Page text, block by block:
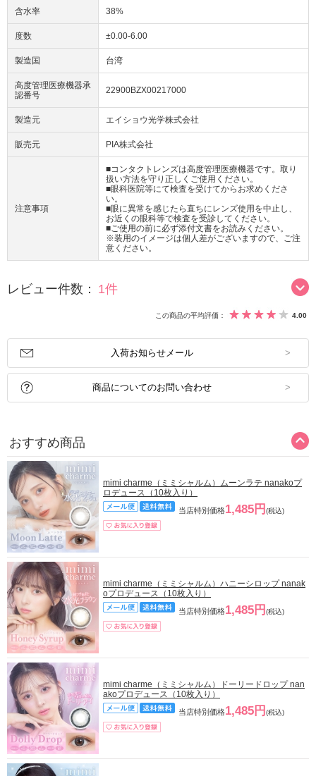
含水率 38%
度数 ±0.00-6.00
製造国 台湾
高度管理医療機器承
認番号
22900BZX00217000
製造元 エイショウ光学株式会社
販売元 PIA株式会社
注意事項
■コンタクトレンズは高度管理医療機器です。取り
扱い方法を守り正しくご使用ください。
■眼科医院等にて検査を受けてからお求めくださ
い。
■眼に異常を感じたら直ちにレンズ使用を中止し、
お近くの眼科等で検査を受診してください。
■ご使用の前に必ず添付文書をお読みください。
※装用のイメージは個人差がございますので、ご注
意ください。
レビュー件数： 1件
この商品の平均評価： 4.00
入荷お知らせメール
商品についてのお問い合わせ
おすすめ商品
mimi charme（ミミシャルム）ムーンラテ nanakoプ
ロデュース（10枚入り）
当店特別価格1,485円 (税込)
mimi charme（ミミシャルム）ハニーシロップ nanak
oプロデュース（10枚入り）
当店特別価格1,485円 (税込)
mimi charme（ミミシャルム）ドーリードロップ nan
akoプロデュース（10枚入り）
当店特別価格1,485円 (税込)